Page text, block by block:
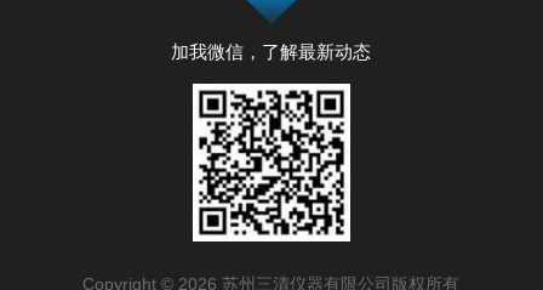
加我微信，了解最新动态
Copyright © 2026 苏州三清仪器有限公司版权所有